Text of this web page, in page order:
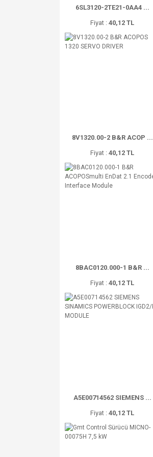
6SL3120-2TE21-0AA4 ...
Fiyat : 40,12 TL
8V1320.00-2 B&R ACOP ...
Fiyat : 40,12 TL
8BAC0120.000-1 B&R ...
Fiyat : 40,12 TL
A5E00714562 SIEMENS ...
Fiyat : 40,12 TL